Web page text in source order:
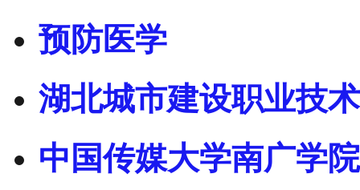
预防医学
湖北城市建设职业技
中国传媒大学南广学院